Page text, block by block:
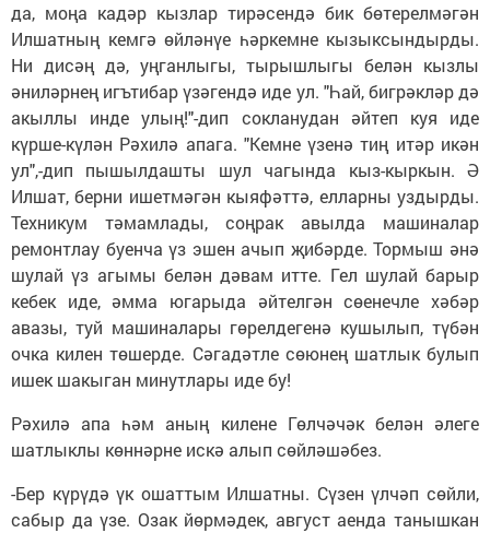
да, моңа кадәр кызлар тирәсендә бик бөтерелмәгән
Илшатның кемгә өйләнүе һәркемне кызыксындырды.
Ни дисәң дә, уңганлыгы, тырышлыгы белән кызлы
әниләрнең игътибар үзәгендә иде ул. "Һай, бигрәкләр дә
акыллы инде улың!"-дип сокланудан әйтеп куя иде
күрше-күлән Рәхилә апага. "Кемне үзенә тиң итәр икән
ул",-дип пышылдашты шул чагында кыз-кыркын. Ә
Илшат, берни ишетмәгән кыяфәттә, елларны уздырды.
Техникум тәмамлады, соңрак авылда машиналар
ремонтлау буенча үз эшен ачып җибәрде. Тормыш әнә
шулай үз агымы белән дәвам итте. Гел шулай барыр
кебек иде, әмма югарыда әйтелгән сөенечле хәбәр
авазы, туй машиналары гөрелдегенә кушылып, түбән
очка килен төшерде. Сәгадәтле сөюнең шатлык булып
ишек шакыган минутлары иде бу!
Рәхилә апа һәм аның килене Гөлчәчәк белән әлеге
шатлыклы көннәрне искә алып сөйләшәбез.
-Бер күрүдә үк ошаттым Илшатны. Сүзен үлчәп сөйли,
сабыр да үзе. Озак йөрмәдек, август аенда танышкан